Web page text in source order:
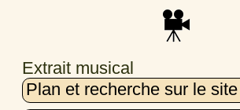
Extrait musical
Plan et recherche sur le site